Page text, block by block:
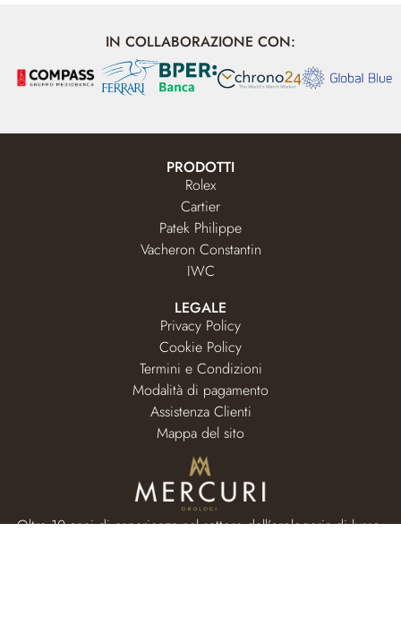
IN COLLABORAZIONE CON:
PRODOTTI
Rolex
Cartier
Patek Philippe
Vacheron Constantin
IWC
LEGALE
Privacy Policy
Cookie Policy
Termini e Condizioni
Modalità di pagamento
Assistenza Clienti
Mappa del sito
Oltre 10 anni di esperienza nel settore dell’orologeria di lusso.